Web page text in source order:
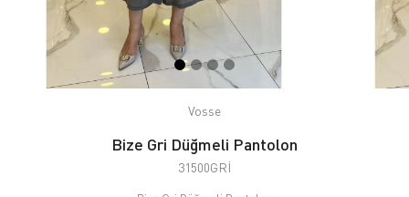
Vosse
Bize Gri Düğmeli Pantolon
31500GRİ